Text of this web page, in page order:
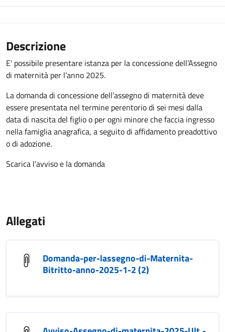
Descrizione
E' possibile presentare istanza per la concessione dell’Assegno
di maternità per l’anno 2025.
La domanda di concessione dell’assegno di maternità deve
essere presentata nel termine perentorio di sei mesi dalla
data di nascita del figlio o per ogni minore che faccia ingresso
nella famiglia anagrafica, a seguito di affidamento preadottivo
o di adozione.
Scarica l’avviso e la domanda
Allegati
Domanda-per-lassegno-di-Maternita-
Bitritto-anno-2025-1-2 (2)